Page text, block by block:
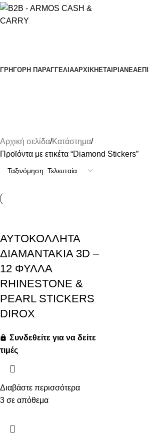
ΓΡΗΓΟΡΗ ΠΑΡΑΓΓΕΛΙΑΑΡΧΙΚΗ ΕΤΑΙΡΙΑΝΕΑ
Αρχική σελίδα Κατάστημα
Προϊόντα με ετικέτα “Diamond Stickers”
ΑΥΤΟΚΟΛΛΗΤΑ
ΔΙΑΜΑΝΤΑΚΙΑ 3D –
12 ΦΥΛΛΑ
RHINESTONE &
PEARL STICKERS
DIROX
Συνδεθείτε για να δείτε
τιμές
Διαβάστε περισσότερα
3 σε απόθεμα